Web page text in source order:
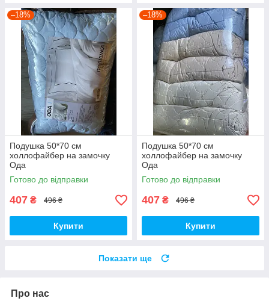
–18%
Подушка 50*70 см
холлофайбер на замочку
Ода
Готово до відправки
407 ₴ 496 ₴
Купити
–18%
Подушка 50*70 см
холлофайбер на замочку
Ода
Готово до відправки
407 ₴ 496 ₴
Купити
Показати ще
Про нас